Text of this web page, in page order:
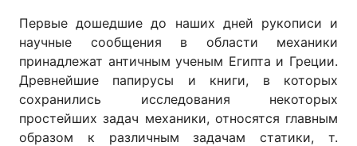
Первые дошедшие до наших дней рукописи и
научные сообщения в области механики
принадлежат античным ученым Египта и Греции.
Древнейшие папирусы и книги, в которых
сохранились исследования некоторых
простейших задач механики, относятся главным
образом к различным задачам статики, т.